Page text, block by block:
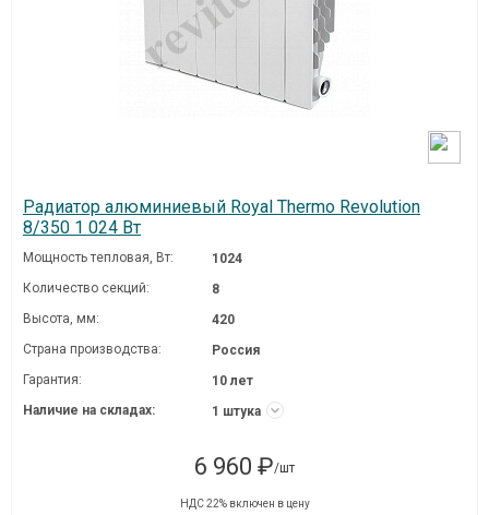
Радиатор алюминиевый Royal Thermo Revolution
8/350 1 024 Вт
Мощность тепловая, Вт:
1024
Количество секций:
8
Высота, мм:
420
Страна производства:
Россия
Гарантия:
10 лет
Наличие на складах:
1 штука
6 960 ₽/шт
НДС 22% включен в цену